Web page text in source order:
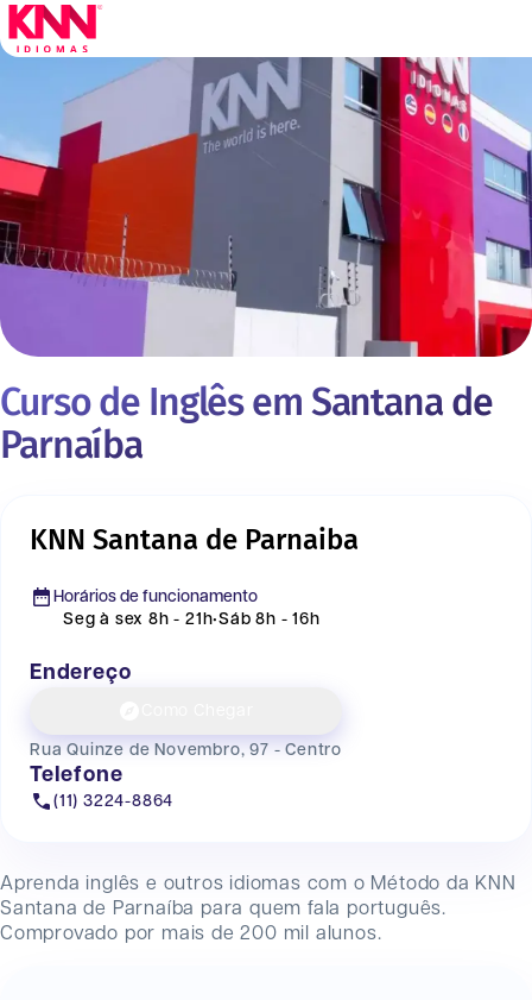
Curso de Inglês em Santana de
Parnaíba
Aprenda inglês e outros idiomas com o Método da KNN
Santana de Parnaíba para quem fala português.
Comprovado por mais de 200 mil alunos.
KNN Santana de Parnaiba
Horários de funcionamento
Seg à sex 8h - 21h•Sáb 8h - 16h
Endereço
Rua Quinze de Novembro, 97 - Centro
Telefone
(11) 3224-8864